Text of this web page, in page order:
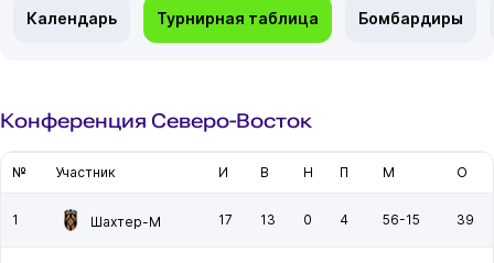
Календарь Турнирная таблица Бомбардиры
Конференция Северо-Восток
№ Участник И В Н П М О
1 Шахтер-М 17 13 0 4 56-15 39